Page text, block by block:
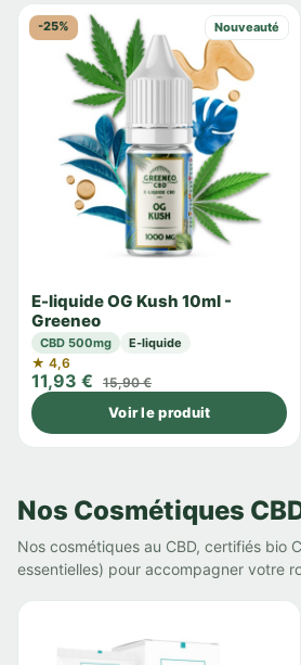
-25% Nouveauté
E-liquide OG Kush 10ml -
Greeneo
CBD 500mg E-liquide
★ 4,6
11,93 € 15,90 €
Voir le produit
Nos Cosmétiques
Nos cosmétiques au CBD, certifiés bio
essentielles) pour accompagner votre